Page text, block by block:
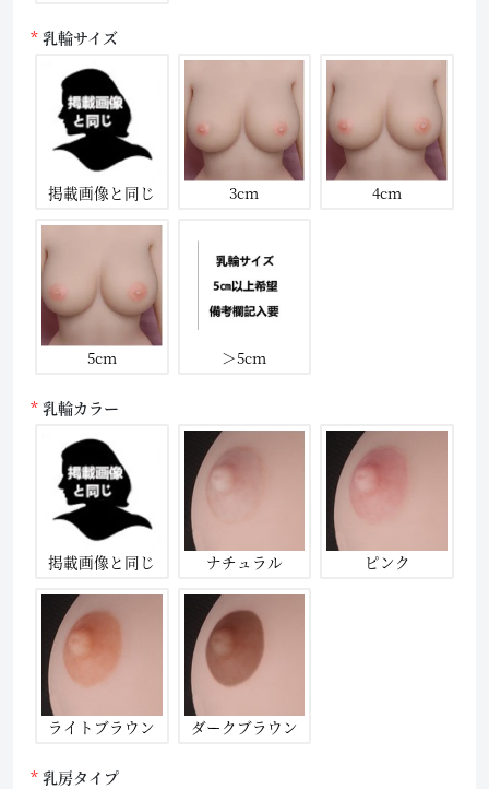
乳輪サイズ
掲載画像と同じ 3cm 4cm
5cm ＞5cm
乳輪カラー
掲載画像と同じ ナチュラル ピンク
ライトブラウン ダークブラウン
乳房タイプ